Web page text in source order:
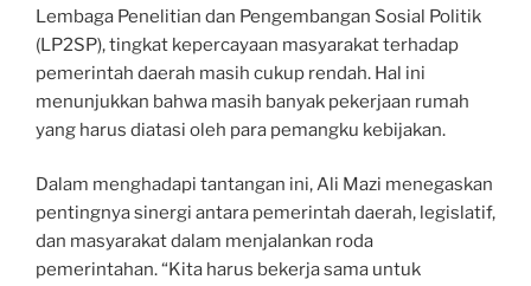
Lembaga Penelitian dan Pengembangan Sosial Politik
(LP2SP), tingkat kepercayaan masyarakat terhadap
pemerintah daerah masih cukup rendah. Hal ini
menunjukkan bahwa masih banyak pekerjaan rumah
yang harus diatasi oleh para pemangku kebijakan.
Dalam menghadapi tantangan ini, Ali Mazi menegaskan
pentingnya sinergi antara pemerintah daerah, legislatif,
dan masyarakat dalam menjalankan roda
pemerintahan. “Kita harus bekerja sama untuk